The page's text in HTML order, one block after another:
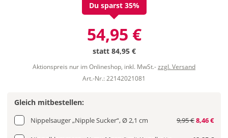
Du sparst 35%
54,95 €
statt 84,95 €
Aktionspreis nur im Onlineshop, inkl. MwSt.-zzgl. Versand
Art.-Nr.: 22142021081
Gleich mitbestellen:
Nippelsauger „Nipple Sucker“, Ø 2,1 cm 9,95 €8,46 €